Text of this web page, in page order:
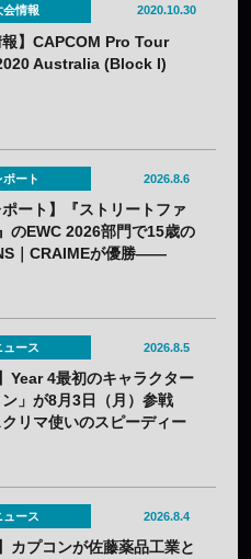
会情報 2020.10.30
報】CAPCOM Pro Tour
Australia (Block I)
ポート 2026.8.6
ポート】『ストリートファ
のEWC 2026部門で15歳の
｜CRAIMEが優勝——
ュース 2026.8.5
Year 4最初のキャラクター
ン」が8月3日（月）参戦
リマ使いのスピーディー
ュース 2026.8.4
カプコンが佐藤薬品工業と